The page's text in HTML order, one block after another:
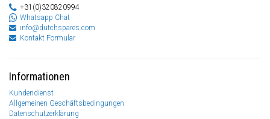
+31(0)320820994
Whatsapp Chat
info@dutchspares.com
Kontakt Formular
Informationen
Kundendienst
Allgemeinen Geschäftsbedingungen
Datenschutzerklärung